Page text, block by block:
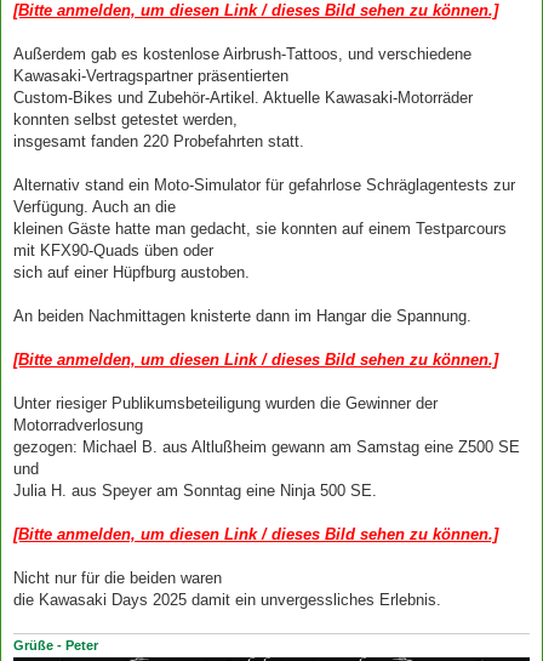
[Bitte anmelden, um diesen Link / dieses Bild sehen zu können.]
Außerdem gab es kostenlose Airbrush-Tattoos, und verschiedene
Kawasaki-Vertragspartner präsentierten
Custom-Bikes und Zubehör-Artikel. Aktuelle Kawasaki-Motorräder
konnten selbst getestet werden,
insgesamt fanden 220 Probefahrten statt.
Alternativ stand ein Moto-Simulator für gefahrlose Schräglagentests zur
Verfügung. Auch an die
kleinen Gäste hatte man gedacht, sie konnten auf einem Testparcours
mit KFX90-Quads üben oder
sich auf einer Hüpfburg austoben.
An beiden Nachmittagen knisterte dann im Hangar die Spannung.
[Bitte anmelden, um diesen Link / dieses Bild sehen zu können.]
Unter riesiger Publikumsbeteiligung wurden die Gewinner der
Motorradverlosung
gezogen: Michael B. aus Altlußheim gewann am Samstag eine Z500 SE
und
Julia H. aus Speyer am Sonntag eine Ninja 500 SE.
[Bitte anmelden, um diesen Link / dieses Bild sehen zu können.]
Nicht nur für die beiden waren
die Kawasaki Days 2025 damit ein unvergessliches Erlebnis.
Grüße - Peter